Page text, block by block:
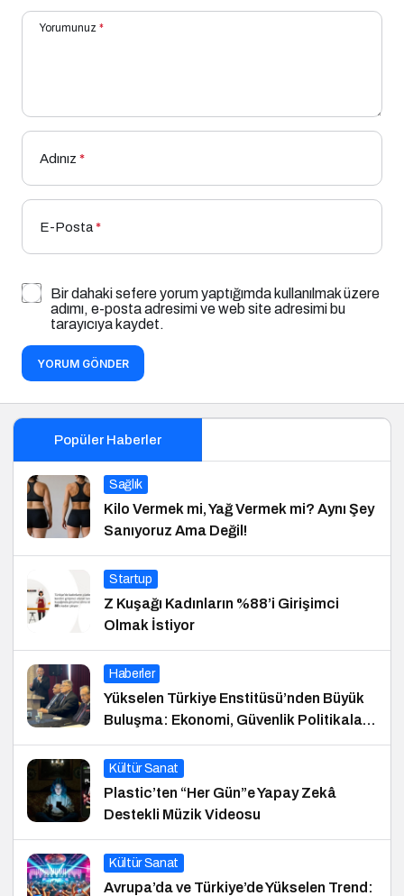
Yorumunuz *
Adınız *
E-Posta*
Bir dahaki sefere yorum yaptığımda kullanılmak üzere
adımı, e-posta adresimi ve web site adresimi bu
tarayıcıya kaydet.
YORUM GÖNDER
Popüler Haberler
Sağlık
Kilo Vermek mi, Yağ Vermek mi? Aynı Şey
Sanıyoruz Ama Değil!
Startup
Z Kuşağı Kadınların %88’i Girişimci
Olmak İstiyor
Haberler
Yükselen Türkiye Enstitüsü’nden Büyük
Buluşma: Ekonomi, Güvenlik Politikaları
ve Hukuk Konferansı
Kültür Sanat
Plastic’ten “Her Gün”e Yapay Zekâ
Destekli Müzik Videosu
Kültür Sanat
Avrupa’da ve Türkiye’de Yükselen Trend: